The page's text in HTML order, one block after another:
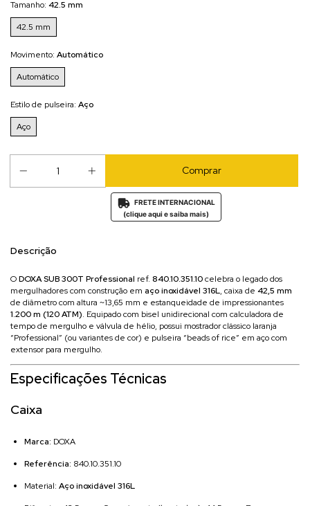
Tamanho: 42.5 mm
42.5 mm
Movimento: Automático
Automático
Estilo de pulseira: Aço
Aço
FRETE INTERNACIONAL
(clique aqui e saiba mais)
Descrição
ODOXA SUB 300T Professional ref. 840.10.351.10celebra o legado dos
mergulhadores com construção em aço inoxidável 316L, caixa de 42,5 mm
de diâmetro com altura ~13,65 mm e estanqueidade de impressionantes
1.200 m (120 ATM). Equipado com bisel unidirecional com calculadora de
tempo de mergulho e válvula de hélio, possui mostrador clássico laranja
“Professional” (ou variantes de cor) e pulseira “beads of rice” em aço com
extensor para mergulho.
Especificações Técnicas
Caixa
Marca: DOXA
Referência: 840.10.351.10
Material: Aço inoxidável 316L